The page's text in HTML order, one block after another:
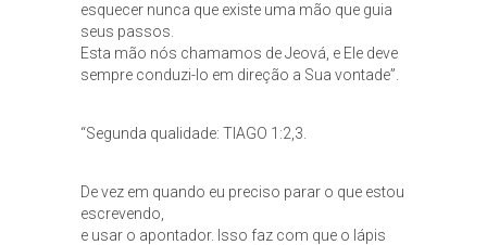
esquecer nunca que existe uma mão que guia
seus passos.
Esta mão nós chamamos de Jeová, e Ele deve
sempre conduzi-lo em direção a Sua vontade”.
“Segunda qualidade: TIAGO 1:2,3.
De vez em quando eu preciso parar o que estou
escrevendo,
e usar o apontador. Isso faz com que o lápis